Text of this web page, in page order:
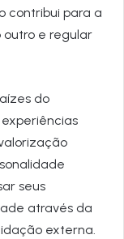
contribui para a
e regular
do
seus
através da
externa.